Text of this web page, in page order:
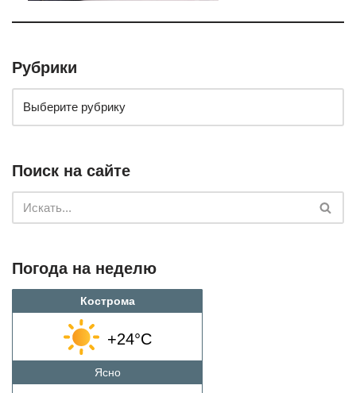
Рубрики
Поиск на сайте
Погода на неделю
Кострома
+24°C
Ясно